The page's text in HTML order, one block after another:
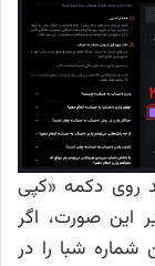
روی دکمه «کپی
این صورت، اگر
شماره شبا را در